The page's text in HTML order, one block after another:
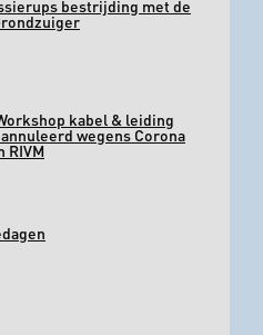
bestrijding met de
kabel & leiding
wegens Corona
RIVM